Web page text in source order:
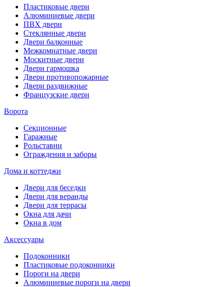
Пластиковые двери
Алюминиевые двери
ПВХ двери
Стеклянные двери
Двери балконные
Межкомнатные двери
Москитные двери
Двери гармошка
Двери противопожарные
Двери раздвижные
Французские двери
Ворота
Секционные
Гаражные
Рольставни
Ограждения и заборы
Дома и коттеджи
Двери для беседки
Двери для веранды
Двери для террасы
Окна для дачи
Окна в дом
Аксессуары
Подоконники
Пластиковые подоконники
Пороги на двери
Алюминиевые пороги на двери